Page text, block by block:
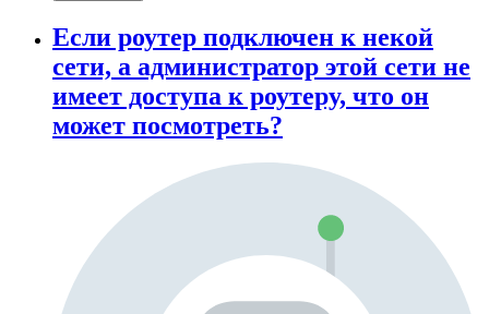
Если роутер подключен к некой
сети, а администратор этой сети не
имеет доступа к роутеру, что он
может посмотреть?